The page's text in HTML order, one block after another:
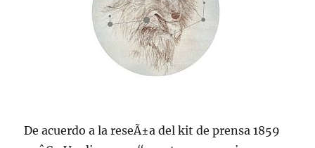
De acuerdo a la reseÃ±a del kit de prensa 1859